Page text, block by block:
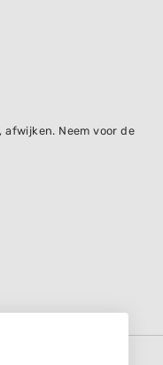
Neem voor de